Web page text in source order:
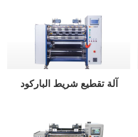
آلة تقطيع شريط الباركود